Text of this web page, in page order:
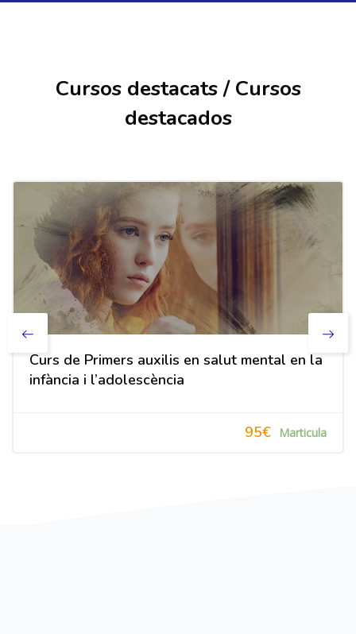
Cursos destacats / Cursos
destacados
Curs de Primers auxilis en salut mental en la
infància i l’adolescència
Marticula
95€